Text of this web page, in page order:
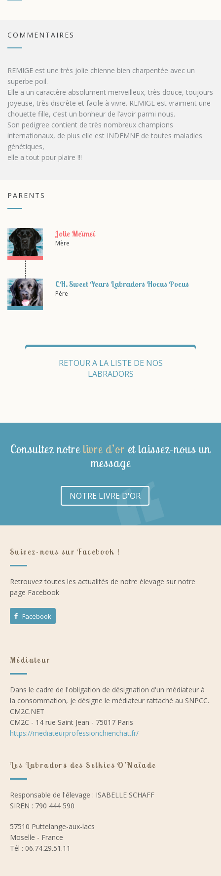
COMMENTAIRES
REMIGE est une très jolie chienne bien charpentée avec un
superbe poil.
Elle a un caractère absolument merveilleux, très douce, toujours
joyeuse, très discrète et facile à vivre. REMIGE est vraiment une
chouette fille, c’est un bonheur de l’avoir parmi nous.
Son pedigree contient de très nombreux champions
internationaux, de plus elle est INDEMNE de toutes maladies
génétiques,
elle a tout pour plaire !!!
PARENTS
Jolie Meïmeï
Mère
CH. Sweet Years Labradors Hocus Pocus
Père
RETOUR A LA LISTE DE NOS
LABRADORS
Consultez notre livre d’or et laissez-nous un
message
NOTRE LIVRE D'OR
Suivez-nous sur Facebook !
Retrouvez toutes les actualités de notre élevage sur notre
page Facebook
Facebook
Médiateur
Dans le cadre de l'obligation de désignation d'un médiateur à
la consommation, je désigne le médiateur rattaché au SNPCC.
CM2C.NET
CM2C - 14 rue Saint Jean - 75017 Paris
https://mediateurprofessionchienchat.fr/
Les Labradors des Selkies O’Naïade
Responsable de l'élevage : ISABELLE SCHAFF
SIREN : 790 444 590
57510 Puttelange-aux-lacs
Moselle - France
Tél : 06.74.29.51.11